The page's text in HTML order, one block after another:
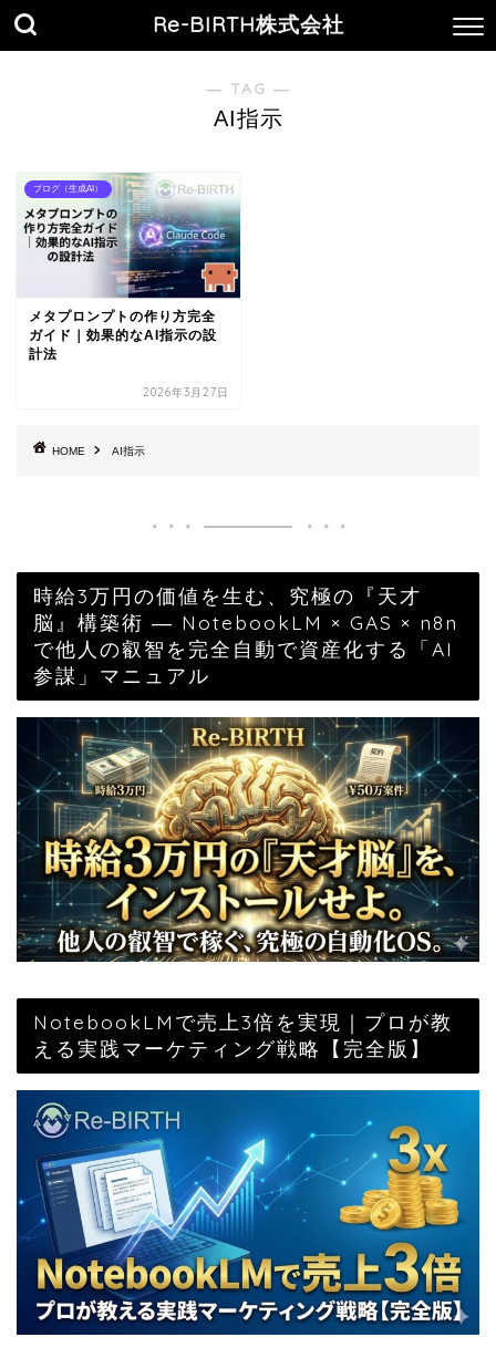
Re-BIRTH株式会社
― TAG ―
AI指示
ブログ（生成AI）
メタプロンプトの作り方完全
ガイド｜効果的なAI指示の設
計法
2026年3月27日
HOME AI指示
時給3万円の価値を生む、究極の『天才
脳』構築術 ― NotebookLM × GAS × n8n
で他人の叡智を完全自動で資産化する「AI
参謀」マニュアル
NotebookLMで売上3倍を実現｜プロが教
える実践マーケティング戦略【完全版】